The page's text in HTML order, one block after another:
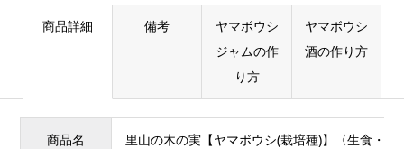
商品詳細 備考
ヤマボウシ
ジャムの作
り方
ヤマボウシ
酒の作り方
商品名 里山の木の実【ヤマボウシ(栽培種)】〈生食・果